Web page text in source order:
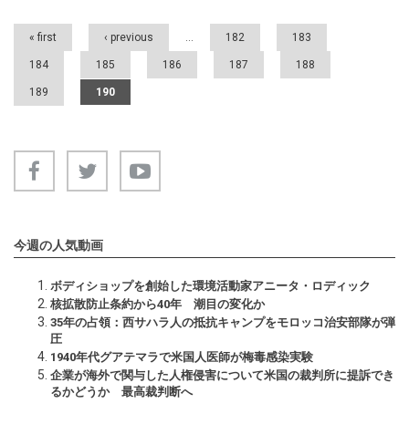
Pages
« first ‹ previous … 182 183
184 185 186 187 188
189 190
今週の人気動画
ボディショップを創始した環境活動家アニータ・ロディック
核拡散防止条約から40年 潮目の変化か
35年の占領：西サハラ人の抵抗キャンプをモロッコ治安部隊が弾
圧
1940年代グアテマラで米国人医師が梅毒感染実験
企業が海外で関与した人権侵害について米国の裁判所に提訴でき
るかどうか 最高裁判断へ